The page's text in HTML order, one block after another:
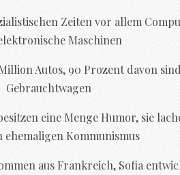
Zeiten vor allem
Maschinen
Autos, 90 Prozent davon
Gebrauchtwagen
eine Menge Humor, sie
ehemaligen Kommunismus
aus Frankreich, Sofia